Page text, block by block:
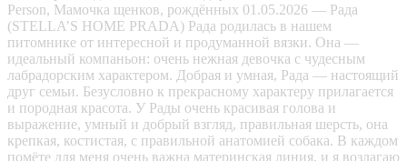
Person, Мамочка щенков, рождённых 01.05.2026 — Рада
(STELLA’S HOME PRADA) Рада родилась в нашем
питомнике от интересной и продуманной вязки. Она —
идеальный компаньон: очень нежная девочка с чудесным
лабрадорским характером. Добрая и умная, Рада — настоящий
друг семьи. Безусловно к прекрасному характеру прилагается
и породная красота. У Рады очень красивая голова и
выражение, умный и добрый взгляд, правильная шерсть, она
крепкая, костистая, с правильной анатомией собака. В каждом
помёте для меня очень важна материнская линия, и я возлагаю